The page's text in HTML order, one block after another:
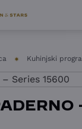
Kuhinjski